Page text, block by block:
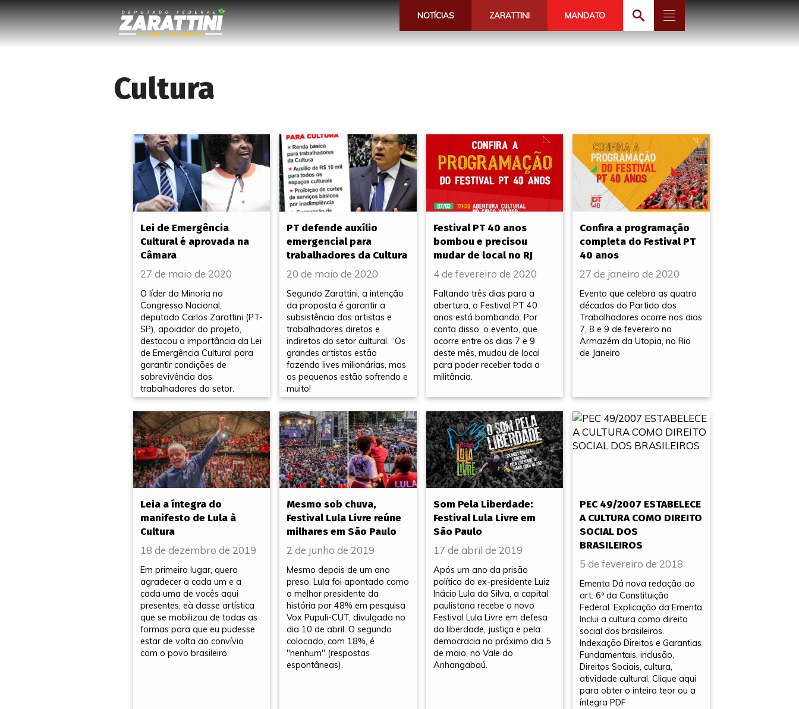
NOTÍCIAS ZARATTINI MANDATO
Cultura
Lei de Emergência
Cultural é aprovada na
Câmara
27 de maio de 2020
O líder da Minoria no
Congresso Nacional,
deputado Carlos Zarattini (PT-
SP), apoiador do projeto,
destacou a importância da Lei
de Emergência Cultural para
garantir condições de
sobrevivência dos
trabalhadores do setor.
PT defende auxílio
emergencial para
trabalhadores da Cultura
20 de maio de 2020
Segundo Zarattini, a intenção
da proposta é garantir a
subsistência dos artistas e
trabalhadores diretos e
indiretos do setor cultural. “Os
grandes artistas estão
fazendo lives milionárias, mas
os pequenos estão sofrendo e
muito!
Festival PT 40 anos
bombou e precisou
mudar de local no RJ
4 de fevereiro de 2020
Faltando três dias para a
abertura, o Festival PT 40
anos está bombando. Por
conta disso, o evento, que
ocorre entre os dias 7 e 9
deste mês, mudou de local
para poder receber toda a
militância.
Confira a programação
completa do Festival PT
40 anos
27 de janeiro de 2020
Evento que celebra as quatro
décadas do Partido dos
Trabalhadores ocorre nos dias
7, 8 e 9 de fevereiro no
Armazém da Utopia, no Rio
de Janeiro
Leia a íntegra do
manifesto de Lula à
Cultura
18 de dezembro de 2019
Em primeiro lugar, quero
agradecer a cada um e a
cada uma de vocês aqui
presentes, eà classe artística
que se mobilizou de todas as
formas para que eu pudesse
estar de volta ao convívio
com o povo brasileiro.
Mesmo sob chuva,
Festival Lula Livre reúne
milhares em São Paulo
2 de junho de 2019
Mesmo depois de um ano
preso, Lula foi apontado como
o melhor presidente da
história por 48% em pesquisa
Vox Pupuli-CUT, divulgada no
dia 10 de abril. O segundo
colocado, com 18%, é
"nenhum" (respostas
espontâneas).
Som Pela Liberdade:
Festival Lula Livre em
São Paulo
17 de abril de 2019
Após um ano da prisão
política do ex-presidente Luiz
Inácio Lula da Silva, a capital
paulistana recebe o novo
Festival Lula Livre em defesa
da liberdade, justiça e pela
democracia no próximo dia 5
de maio, no Vale do
Anhangabaú.
PEC 49/2007 ESTABELECE
A CULTURA COMO DIREITO
SOCIAL DOS
BRASILEIROS
5 de fevereiro de 2018
Ementa Dá nova redação ao
art. 6º da Constituição
Federal. Explicação da Ementa
Inclui a cultura como direito
social dos brasileiros.
Indexação Direitos e Garantias
Fundamentais, inclusão,
Direitos Sociais, cultura,
atividade cultural. Clique aqui
para obter o inteiro teor ou a
íntegra PDF